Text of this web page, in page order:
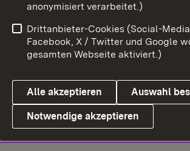
anonymisiert verarbeitet.)
Drittanbieter-Cookies (Social-
Facebook, X / Twitter und Google
gesamten Webseite aktiviert.)
Alle akzeptieren Auswahl
Notwendige akzeptieren